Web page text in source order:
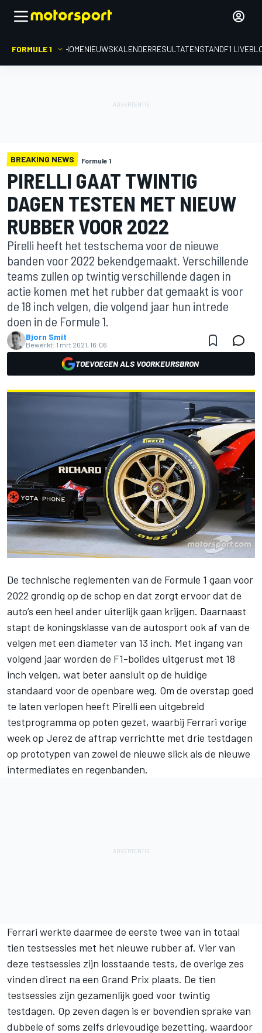
FORMULE 1 HOMENIEUWSKALENDERRESULTATENSTANDF1
BREAKING NEWS Formule 1
PIRELLI GAAT TWINTIG
DAGEN TESTEN MET NIEUW
RUBBER VOOR 2022
Pirelli heeft het testschema voor de nieuwe
banden voor 2022 bekendgemaakt. Verschillende
teams zullen op twintig verschillende dagen in
actie komen met het rubber dat gemaakt is voor
de 18 inch velgen, die volgend jaar hun intrede
doen in de Formule 1.
Bjorn Smit
Bewerkt: 1 mrt 2021, 16:06
TOEVOEGEN ALS VOORKEURSBRON
De technische reglementen van de Formule 1 gaan voor
2022 grondig op de schop en dat zorgt ervoor dat de
auto’s een heel ander uiterlijk gaan krijgen. Daarnaast
stapt de koningsklasse van de autosport ook af van de
velgen met een diameter van 13 inch. Met ingang van
volgend jaar worden de F1-bolides uitgerust met 18
inch velgen, wat beter aansluit op de huidige
standaard voor de openbare weg. Om de overstap goed
te laten verlopen heeft Pirelli een uitgebreid
testprogramma op poten gezet, waarbij Ferrari vorige
week op Jerez de aftrap verrichtte met drie testdagen
op prototypen van zowel de nieuwe slick als de nieuwe
intermediates en regenbanden.
Ferrari werkte daarmee de eerste twee van in totaal
tien testsessies met het nieuwe rubber af. Vier van
deze testsessies zijn losstaande tests, de overige zes
vinden direct na een Grand Prix plaats. De tien
testsessies zijn gezamenlijk goed voor twintig
testdagen. Op zeven dagen is er bovendien sprake van
dubbele of soms zelfs drievoudige bezetting, waardoor